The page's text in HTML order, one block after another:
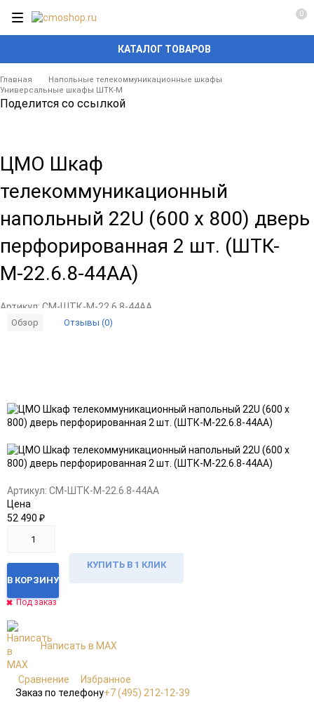
КАТАЛОГ ТОВАРОВ
0
Главная
Напольные телекоммуникационные шкафы
Универсальные шкафы ШТК-М
Поделится со ссылкой
ЦМО Шкаф
телекоммуникационный
напольный 22U (600 х 800) дверь
перфорированная 2 шт. (ШТК-
М-22.6.8-44АА)
Артикул: CM-ШТК-М-22.6.8-44АА
Обзор Отзывы (0)
в
избранное
к
сравнению
Артикул: CM-ШТК-М-22.6.8-44АА
Цена
52 490 ₽
В КОРЗИНУ
КУПИТЬ В 1 КЛИК
Под заказ
Написать в MAX
Сравнение
Избранное
Заказ по телефону+7 (495) 212-12-39